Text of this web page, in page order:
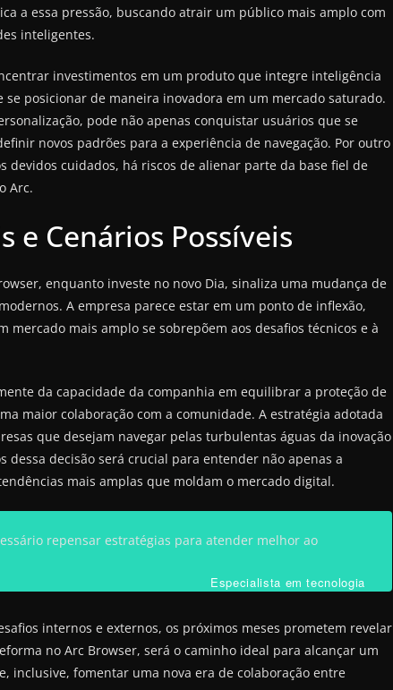
a essa pressão, buscando atrair um público mais amplo com
inteligentes.
investimentos em um produto que integre inteligência
posicionar de maneira inovadora em um mercado saturado.
pode não apenas conquistar usuários que se
novos padrões para a experiência de navegação. Por outro
devidos cuidados, há riscos de alienar parte da base fiel de
Arc.
e Cenários Possíveis
enquanto investe no novo Dia, sinaliza uma mudança de
A empresa parece estar em um ponto de inflexão,
mercado mais amplo se sobrepõem aos desafios técnicos e à
da capacidade da companhia em equilibrar a proteção de
maior colaboração com a comunidade. A estratégia adotada
que desejam navegar pelas turbulentas águas da inovação
dessa decisão será crucial para entender não apenas a
mais amplas que moldam o mercado digital.
repensar estratégias para atender melhor ao
Especialista em tecnologia
internos e externos, os próximos meses prometem revelar
no Arc Browser, será o caminho ideal para alcançar um
inclusive, fomentar uma nova era de colaboração entre